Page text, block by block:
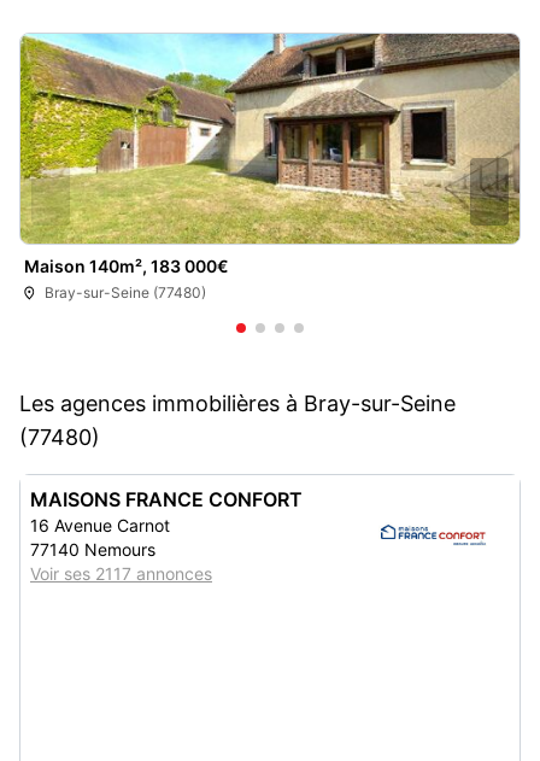
Maison 140m², 183 000€
Bray-sur-Seine (77480)
Les agences immobilières à Bray-sur-Seine
(77480)
MAISONS FRANCE CONFORT
16 Avenue Carnot
77140 Nemours
Voir ses 2117 annonces